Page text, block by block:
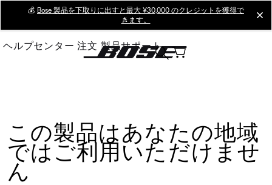
Main
💰 Bose 製品を下取りに出すと最大 ¥30,000 のクレジットを獲得で
きます。
ヘルプセンター 注文 製品サポート
この製品はあなたの地域
ではご利用いただけませ
ん